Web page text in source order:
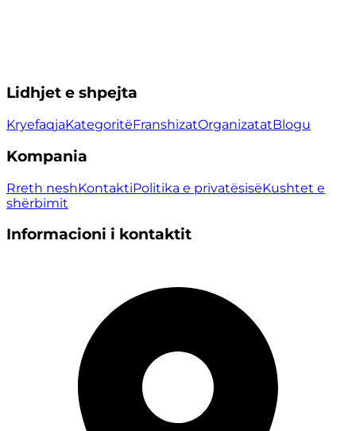
Lidhjet e shpejta
KryefaqjaKategoritëFranshizatOrganizatatBlogu
Kompania
Rreth neshKontaktiPolitika e privatësisëKushtet e
shërbimit
Informacioni i kontaktit